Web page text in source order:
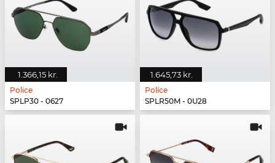
1.366,15 kr.
Police
SPLP30 - 0627
1.645,73 kr.
Police
SPLR50M - 0U28